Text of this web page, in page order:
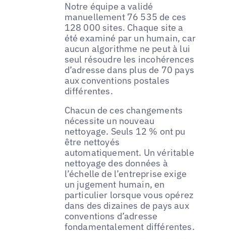
Notre équipe a validé
manuellement 76 535 de ces
128 000 sites. Chaque site a
été examiné par un humain, car
aucun algorithme ne peut à lui
seul résoudre les incohérences
d’adresse dans plus de 70 pays
aux conventions postales
différentes.
Chacun de ces changements
nécessite un nouveau
nettoyage. Seuls 12 % ont pu
être nettoyés
automatiquement. Un véritable
nettoyage des données à
l’échelle de l’entreprise exige
un jugement humain, en
particulier lorsque vous opérez
dans des dizaines de pays aux
conventions d’adresse
fondamentalement différentes.